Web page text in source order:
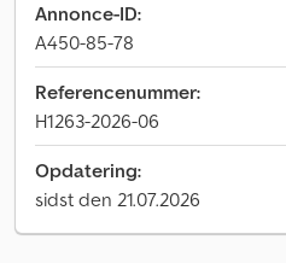
Annonce-ID:
A450-85-78
Referencenummer:
H1263-2026-06
Opdatering:
sidst den 21.07.2026